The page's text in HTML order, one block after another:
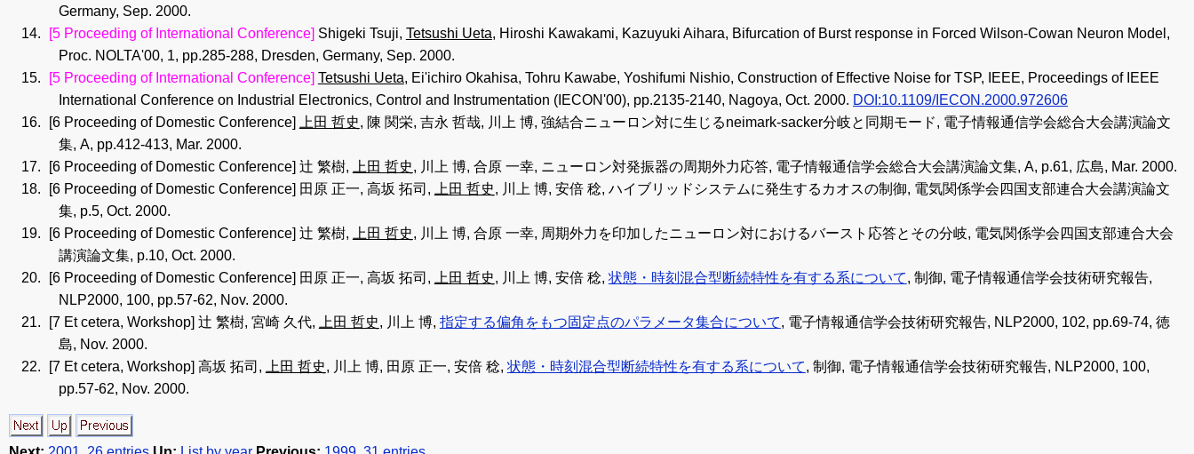
Germany, Sep. 2000.
[5 Proceeding of International Conference] Shigeki Tsuji, Tetsushi Ueta, Hiroshi Kawakami, Kazuyuki Aihara, Bifurcation of Burst response in Forced Wilson-Cowan Neuron Model,
Proc. NOLTA'00, 1, pp.285-288, Dresden, Germany, Sep. 2000.
[5 Proceeding of International Conference] Tetsushi Ueta, Ei'ichiro Okahisa, Tohru Kawabe, Yoshifumi Nishio, Construction of Effective Noise for TSP, IEEE, Proceedings of IEEE
International Conference on Industrial Electronics, Control and Instrumentation (IECON'00), pp.2135-2140, Nagoya, Oct. 2000. DOI:10.1109/IECON.2000.972606
[6 Proceeding of Domestic Conference]
上田 哲史, 陳 関栄, 吉永 哲哉, 川上 博, 強結合ニューロン対に生じるneimark-sacker分岐と同期モード, 電子情報通信学会総合大会講演論文
集, A, pp.412-413, Mar. 2000.
[6 Proceeding of Domestic Conference] 辻 繁樹, 上田 哲史, 川上 博, 合原 一幸, ニューロン対発振器の周期外力応答, 電子情報通信学会総合大会講演論文集, A, p.61, 広島, Mar. 2000.
[6 Proceeding of Domestic Conference] 田原 正一, 高坂 拓司, 上田 哲史, 川上 博, 安倍 稔, ハイブリッドシステムに発生するカオスの制御, 電気関係学会四国支部連合大会講演論文
集, p.5, Oct. 2000.
[6 Proceeding of Domestic Conference] 辻 繁樹, 上田 哲史, 川上 博, 合原 一幸, 周期外力を印加したニューロン対におけるバースト応答とその分岐, 電気関係学会四国支部連合大会
講演論文集, p.10, Oct. 2000.
[6 Proceeding of Domestic Conference] 田原 正一, 高坂 拓司, 上田 哲史, 川上 博, 安倍 稔, 状態・時刻混合型断続特性を有する系について, 制御, 電子情報通信学会技術研究報告,
NLP2000, 100, pp.57-62, Nov. 2000.
[7 Et cetera, Workshop] 辻 繁樹, 宮崎 久代, 上田 哲史, 川上 博, 指定する偏角をもつ固定点のパラメータ集合について, 電子情報通信学会技術研究報告, NLP2000, 102, pp.69-74, 徳
島, Nov. 2000.
[7 Et cetera, Workshop] 高坂 拓司, 上田 哲史, 川上 博, 田原 正一, 安倍 稔, 状態・時刻混合型断続特性を有する系について, 制御, 電子情報通信学会技術研究報告, NLP2000, 100,
pp.57-62, Nov. 2000.